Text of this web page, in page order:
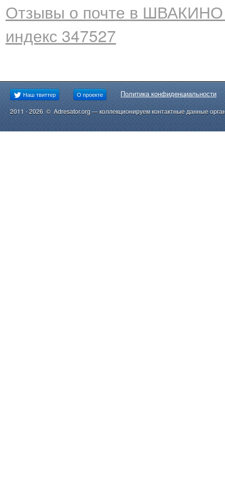
Отзывы о почте в ШВАКИНО
индекс 347527
Наш твиттер О проекте Политика конфиденциальности
2011 - 2026 © Adresator.org — коллекционируем контактные данные